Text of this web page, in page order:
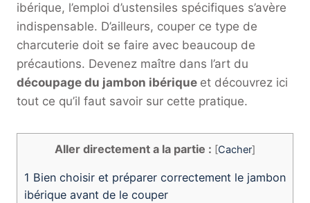
ibérique, l’emploi d’ustensiles spécifiques s’avère
indispensable. D’ailleurs, couper ce type de
charcuterie doit se faire avec beaucoup de
précautions. Devenez maître dans l’art du
découpage du jambon ibérique et découvrez ici
tout ce qu’il faut savoir sur cette pratique.
Aller directement a la partie : [Cacher]
1 Bien choisir et préparer correctement le jambon
ibérique avant de le couper